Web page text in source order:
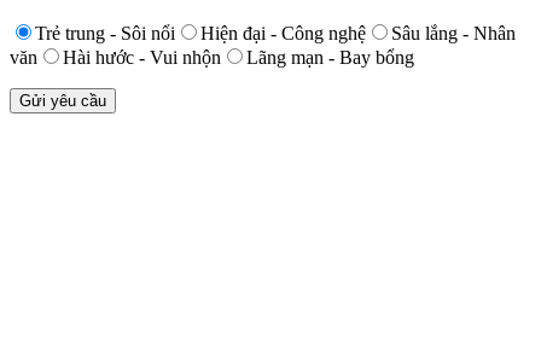
Trẻ trung - Sôi nổi Hiện đại - Công nghệ
Sâu lắng - Nhân
văn
Hài hước - Vui nhộn Lãng mạn - Bay bổng